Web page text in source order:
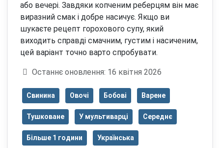
або вечері. Завдяки копченим реберцям він має
виразний смак і добре насичує. Якщо ви
шукаєте рецепт горохового супу, який
виходить справді смачним, густим і насиченим,
цей варіант точно варто спробувати.
Деталі
Останнє оновлення: 16 квітня 2026
Свинина Овочі Бобові Варене
Тушковане У мультиварці Середнє
Більше 1 години Українська